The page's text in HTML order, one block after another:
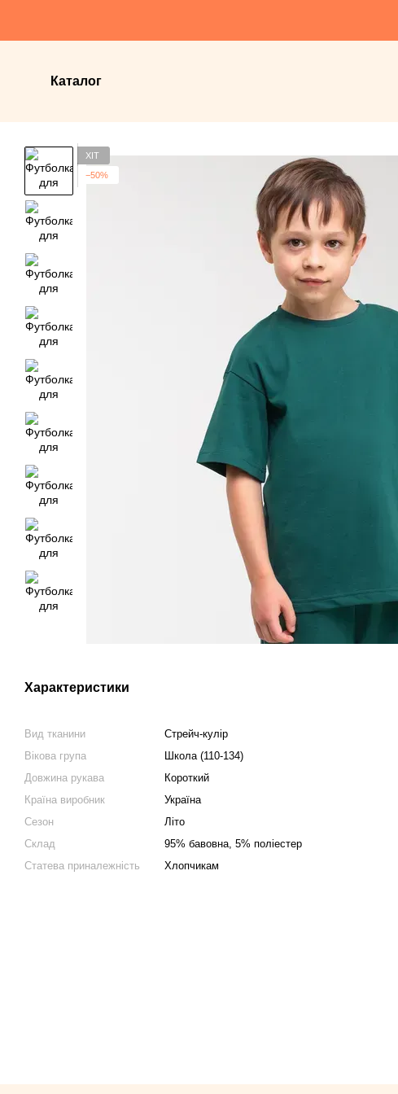
Каталог
ХІТ
−50%
Характеристики
Вид тканини
Стрейч-кулір
Вікова група
Школа (110-134)
Довжина рукава
Короткий
Країна виробник
Україна
Сезон
Літо
Склад
95% бавовна, 5% поліестер
Статева приналежність
Хлопчикам